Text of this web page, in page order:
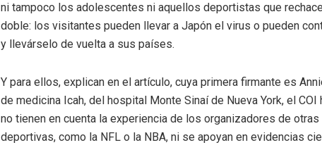
ni tampoco los adolescentes ni aquellos deportistas que
doble: los visitantes pueden llevar a Japón el virus o pueden
y llevárselo de vuelta a sus países.
Y para ellos, explican en el artículo, cuya primera firmante es
de medicina Icah, del hospital Monte Sinaí de Nueva York, el
no tienen en cuenta la experiencia de los organizadores de
deportivas, como la NFL o la NBA, ni se apoyan en evidencias